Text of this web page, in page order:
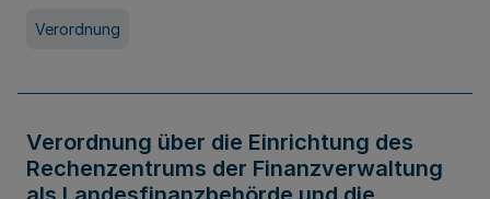
Verordnung
Verordnung über die Einrichtung des
Rechenzentrums der Finanzverwaltung